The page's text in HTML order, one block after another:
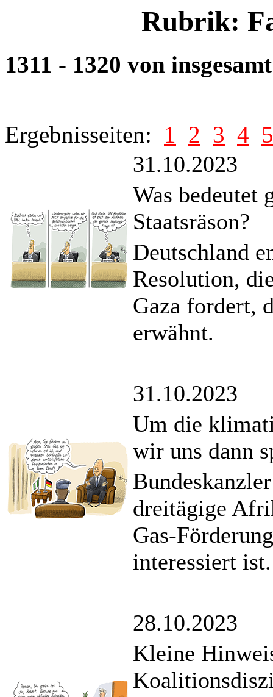
Rubrik:
1311 - 1320 von
Ergebnisseiten: 1 2 3 4 5
31.10.2023
Was bedeutet
Staatsräson?
Deutschland
Resolution,
Gaza fordert,
erwähnt.
31.10.2023
Um die
wir uns dann
dreitägige
Gas-
interessiert ist.
28.10.2023
Kleine